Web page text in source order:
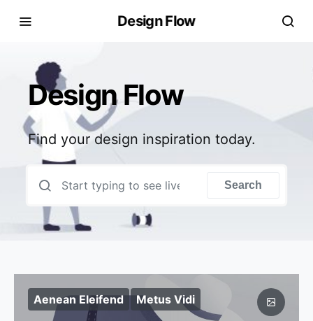
Design Flow
Design Flow
Find your design inspiration today.
Search
Aenean Eleifend Metus Vidi